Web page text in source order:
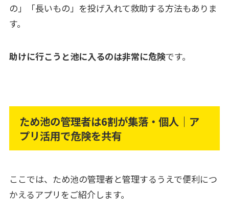
の」「長いもの」を投げ入れて救助する方法もありま
す。
助けに行こうと池に入るのは非常に危険です。
ため池の管理者は6割が集落・個人｜ア
プリ活用で危険を共有
ここでは、ため池の管理者と管理するうえで便利につ
かえるアプリをご紹介します。